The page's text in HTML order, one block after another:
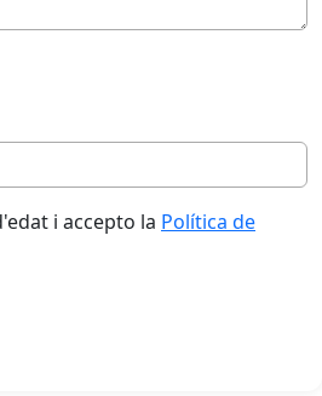
i accepto la Política de